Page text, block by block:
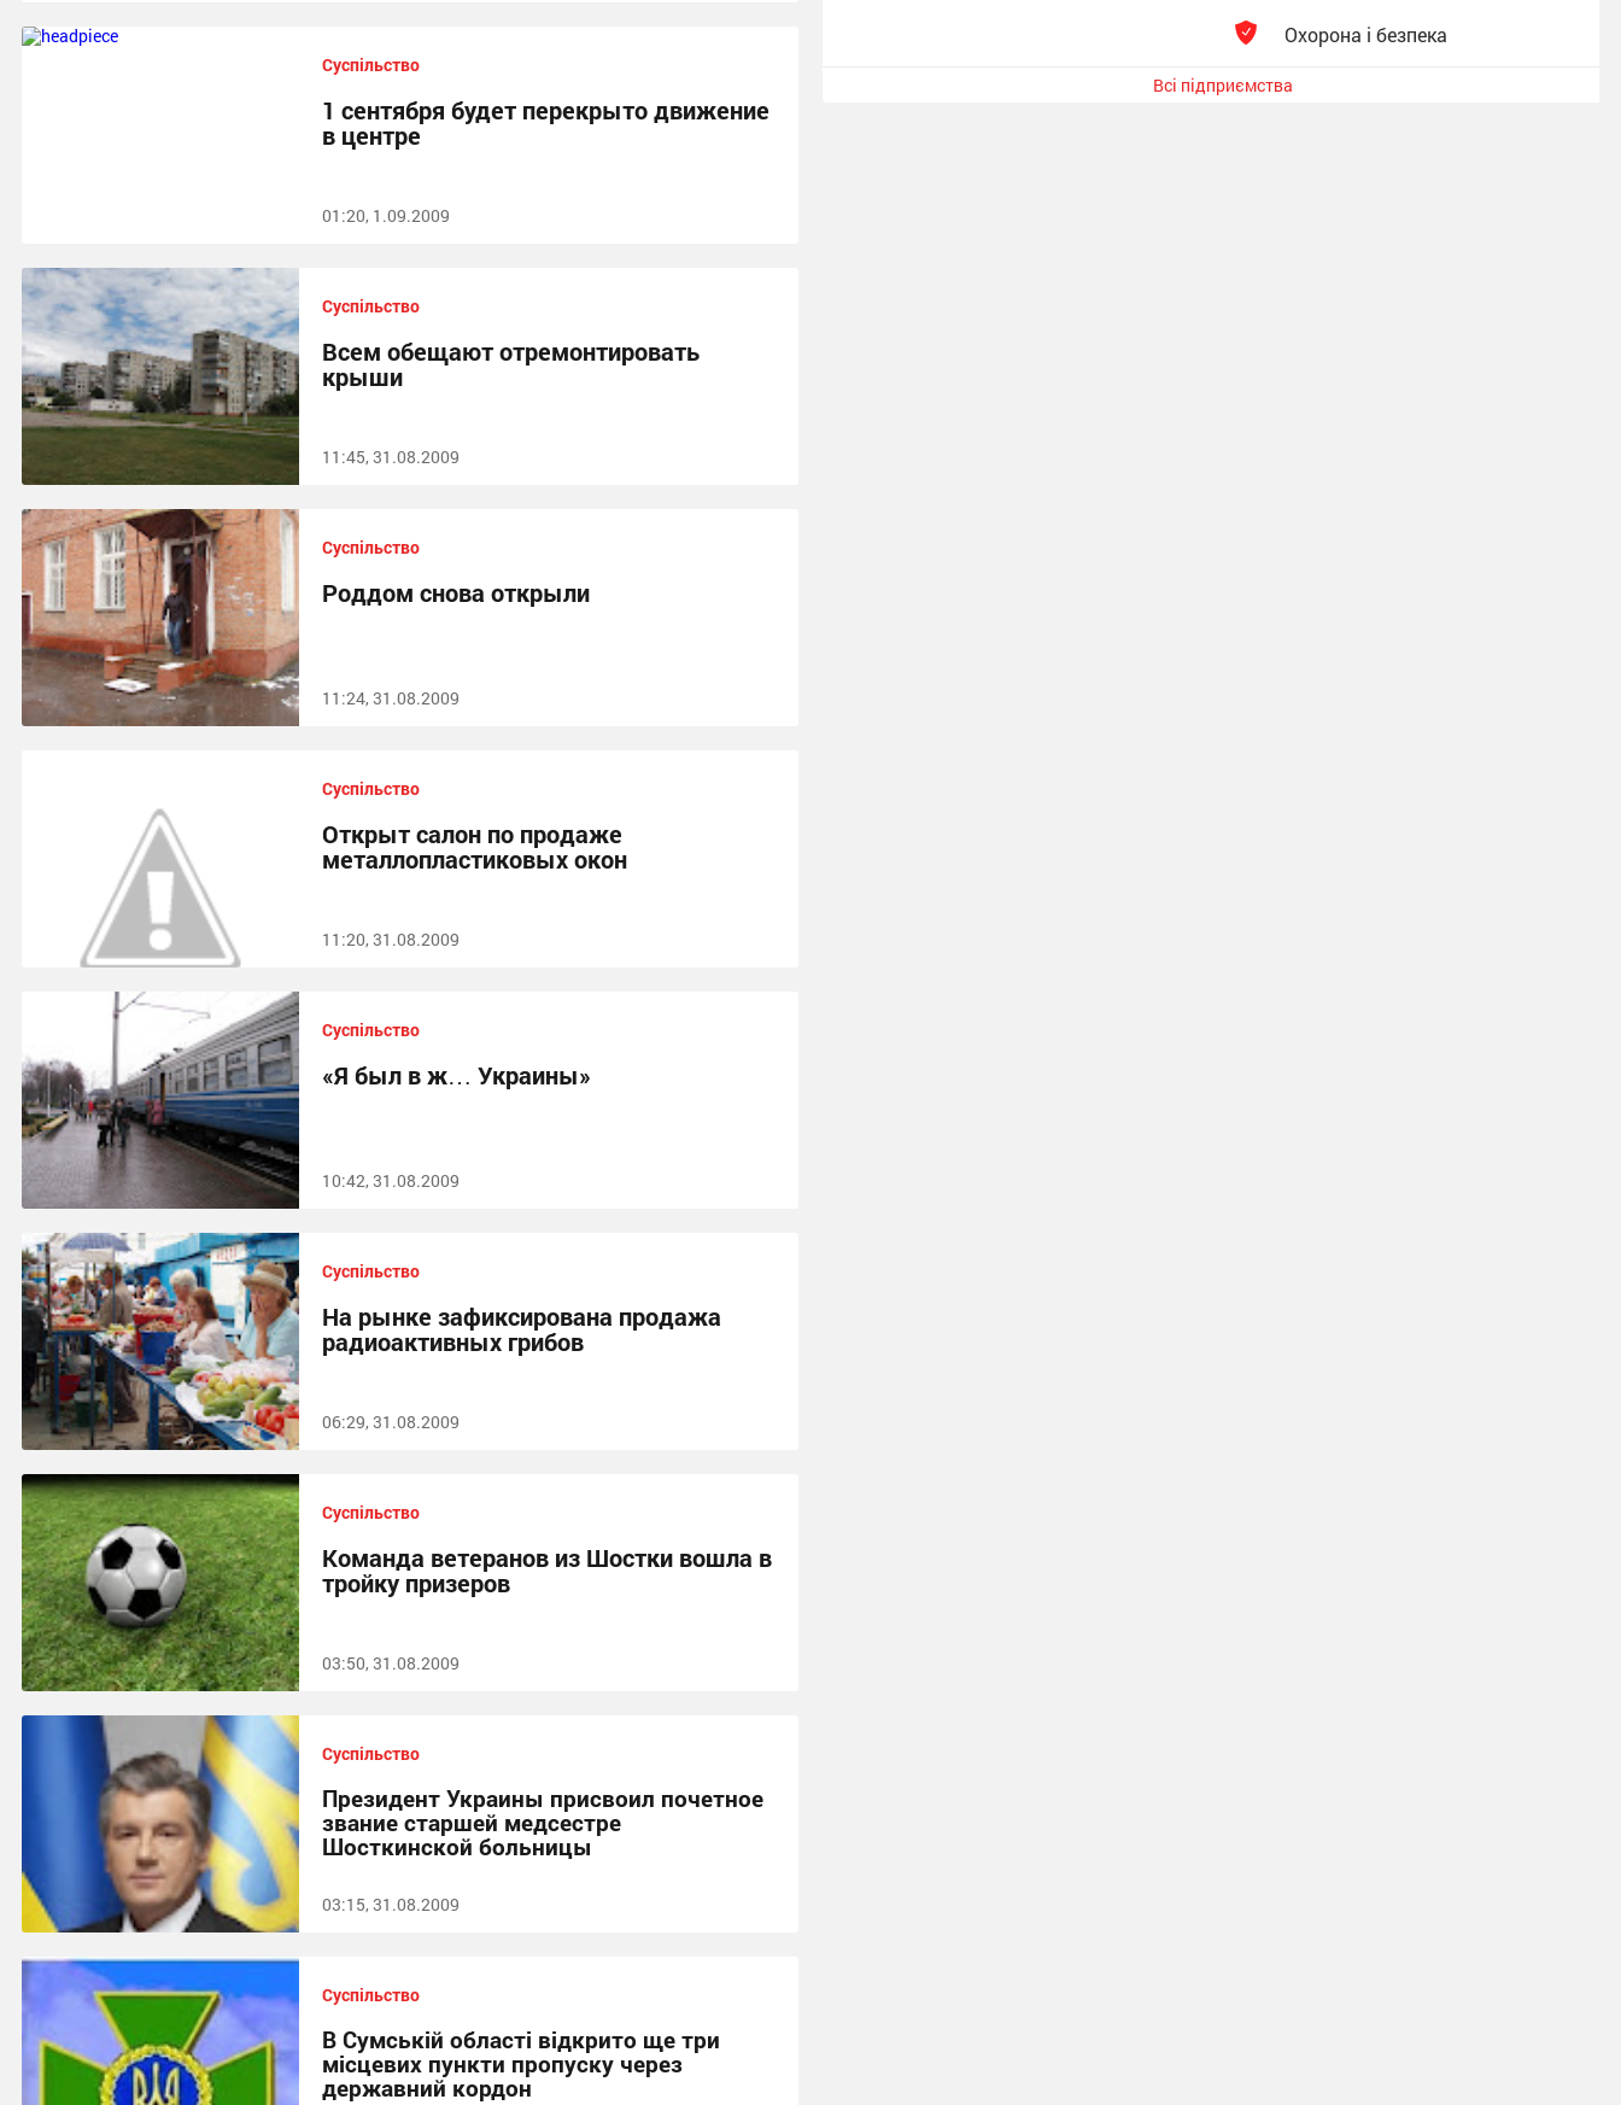
Суспільство
1 сентября будет перекрыто движение
в центре
01:20, 1.09.2009
Суспільство
Всем обещают отремонтировать
крыши
11:45, 31.08.2009
Суспільство
Роддом снова открыли
11:24, 31.08.2009
Суспільство
Открыт салон по продаже
металлопластиковых окон
11:20, 31.08.2009
Суспільство
«Я был в ж… Украины»
10:42, 31.08.2009
Суспільство
На рынке зафиксирована продажа
радиоактивных грибов
06:29, 31.08.2009
Суспільство
Команда ветеранов из Шостки вошла в
тройку призеров
03:50, 31.08.2009
Суспільство
Президент Украины присвоил почетное
звание старшей медсестре
Шосткинской больницы
03:15, 31.08.2009
Суспільство
В Сумській області відкрито ще три
місцевих пункти пропуску через
державний кордон
Охорона і безпека
Всі підприємства